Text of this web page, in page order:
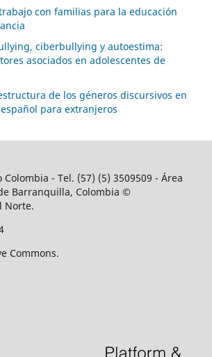
con familias para la educación
ciberbullying y autoestima:
asociados en adolescentes de
de los géneros discursivos en
para extranjeros
Colombia - Tel. (57) (5) 3509509 - Área
Barranquilla, Colombia ©
Norte.
Commons.